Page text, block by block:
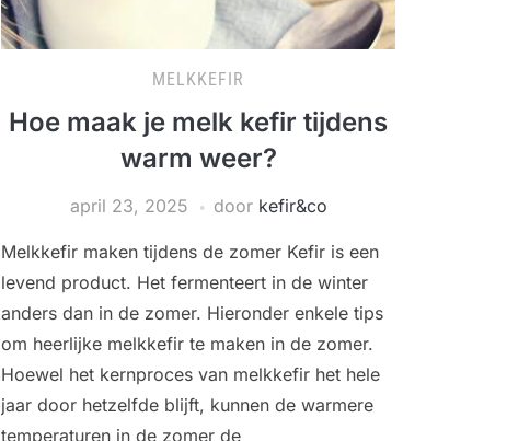
MELKKEFIR
Hoe maak je melk kefir tijdens
warm weer?
april 23, 2025 door kefir&co
Melkkefir maken tijdens de zomer Kefir is een
levend product. Het fermenteert in de winter
anders dan in de zomer. Hieronder enkele tips
om heerlijke melkkefir te maken in de zomer.
Hoewel het kernproces van melkkefir het hele
jaar door hetzelfde blijft, kunnen de warmere
temperaturen in de zomer de